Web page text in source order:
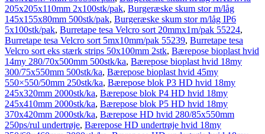
205x205x110mm 2x100stk/pak, Burgeræske skum stor m/låg
145x155x80mm 500stk/pak, Burgeræske skum stor m/låg IP6
5x100stk/pak, Burretape tesa Velcro sort 20mmx1m/pak 55224,
Burretape tesa Velcro sort 5mx10mm/pak 55239, Burretape tesa
Velcro sort eks stærk strips 50x100mm 2stk, Bærepose bioplast hvid
14my 280/70x500mm 500stk/ka, Bærepose bioplast hvid 18my
300/75x550mm 500stk/ka, Bærepose bioplast hvid 45my
550×550/50mm 250stk/ka, Bærepose blok P3 HD hvid 18my
245x320mm 2000stk/ka, Bærepose blok P4 HD hvid 18my
245x410mm 2000stk/ka, Bærepose blok P5 HD hvid 18my
370x420mm 2000stk/ka, Bærepose HD hvid 280/85x550mm
250ps/rul undertrøje, Bærepose HD undertrøje hvid 18my